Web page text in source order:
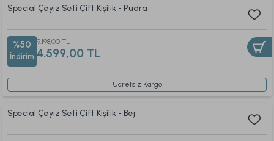
Special Çeyiz Seti Çift Kişilik - Pudra
%50
İndirim
9.198,00 TL
4.599,00 TL
Ücretsiz Kargo
Special Çeyiz Seti Çift Kişilik - Bej